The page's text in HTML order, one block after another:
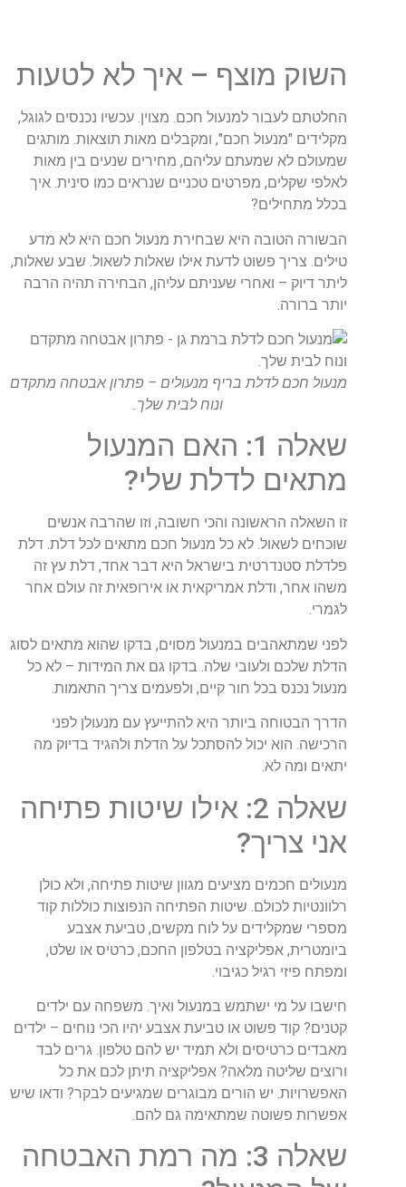
השוק מוצף – איך לא לטעות
החלטתם לעבור למנעול חכם. מצוין. עכשיו נכנסים לגוגל,
מקלידים "מנעול חכם", ומקבלים מאות תוצאות. מותגים
שמעולם לא שמעתם עליהם, מחירים שנעים בין מאות
לאלפי שקלים, מפרטים טכניים שנראים כמו סינית. איך
בכלל מתחילים?
הבשורה הטובה היא שבחירת מנעול חכם היא לא מדע
טילים. צריך פשוט לדעת אילו שאלות לשאול. שבע שאלות,
ליתר דיוק – ואחרי שעניתם עליהן, הבחירה תהיה הרבה
יותר ברורה.
מנעול חכם לדלת בריף מנעולים – פתרון אבטחה מתקדם
ונוח לבית שלך.
שאלה 1: האם המנעול
מתאים לדלת שלי?
זו השאלה הראשונה והכי חשובה, וזו שהרבה אנשים
שוכחים לשאול. לא כל מנעול חכם מתאים לכל דלת. דלת
פלדלת סטנדרטית בישראל היא דבר אחד, דלת עץ זה
משהו אחר, ודלת אמריקאית או אירופאית זה עולם אחר
לגמרי.
לפני שמתאהבים במנעול מסוים, בדקו שהוא מתאים לסוג
הדלת שלכם ולעובי שלה. בדקו גם את המידות – לא כל
מנעול נכנס בכל חור קיים, ולפעמים צריך התאמות.
הדרך הבטוחה ביותר היא להתייעץ עם מנעולן לפני
הרכישה. הוא יכול להסתכל על הדלת ולהגיד בדיוק מה
יתאים ומה לא.
שאלה 2: אילו שיטות פתיחה
אני צריך?
מנעולים חכמים מציעים מגוון שיטות פתיחה, ולא כולן
רלוונטיות לכולם. שיטות הפתיחה הנפוצות כוללות קוד
מספרי שמקלידים על לוח מקשים, טביעת אצבע
ביומטרית, אפליקציה בטלפון החכם, כרטיס או שלט,
ומפתח פיזי רגיל כגיבוי.
חישבו על מי ישתמש במנעול ואיך. משפחה עם ילדים
קטנים? קוד פשוט או טביעת אצבע יהיו הכי נוחים – ילדים
מאבדים כרטיסים ולא תמיד יש להם טלפון. גרים לבד
ורוצים שליטה מלאה? אפליקציה תיתן לכם את כל
האפשרויות. יש הורים מבוגרים שמגיעים לבקר? ודאו שיש
אפשרות פשוטה שמתאימה גם להם.
שאלה 3: מה רמת האבטחה